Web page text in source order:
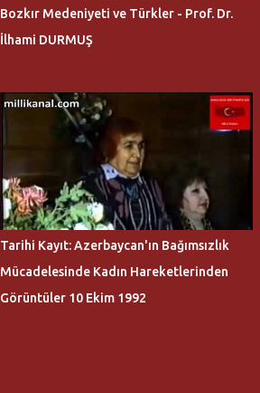
Bozkır Medeniyeti ve Türkler - Prof. Dr.
İlhami DURMUŞ
Tarihi Kayıt: Azerbaycan'ın Bağımsızlık
Mücadelesinde Kadın Hareketlerinden
Görüntüler 10 Ekim 1992